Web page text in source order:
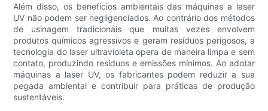
Além disso, os benefícios ambientais das máquinas a laser
UV não podem ser negligenciados. Ao contrário dos métodos
de usinagem tradicionais que muitas vezes envolvem
produtos químicos agressivos e geram resíduos perigosos, a
tecnologia do laser ultravioleta opera de maneira limpa e sem
contato, produzindo resíduos e emissões mínimos. Ao adotar
máquinas a laser UV, os fabricantes podem reduzir a sua
pegada ambiental e contribuir para práticas de produção
sustentáveis.